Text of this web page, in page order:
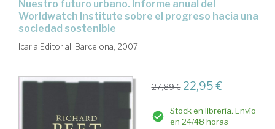
nuestro futuro urbano. Informe anual del
Worldwatch Institute sobre el progreso hacia una
sociedad sostenible
Icaria Editorial. Barcelona, 2007
27,89 € 22,95 €
Stock en librería. Envío
en 24/48 horas